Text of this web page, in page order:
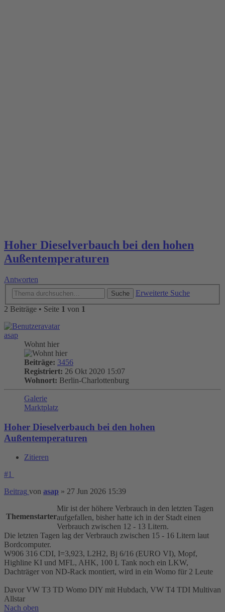
Hoher Dieselverbauch bei den hohen
Außentemperaturen
Antworten
Suche
Erweiterte Suche
2 Beiträge • Seite 1 von 1
asap
Wohnt hier
Beiträge: 3456
Registriert: 26 Okt 2020 15:07
Wohnort: Berlin-Charlottenburg
Galerie
Marktplatz
Hoher Dieselverbauch bei den hohen
Außentemperaturen
Zitieren
#1
Beitrag von asap » 27 Jun 2026 15:39
Themenstarter
Mir ist der höhere Verbrauch in den letzten Tagen
aufgefallen, bisher hatte ich in der Stadt einen
Verbrauch zwischen 12 - 13 Litern.
Die letzten Tagen lag der Verbrauch zwischen 15 - 16 Litern laut
Bordcomputer.
W906 316 CDI, I=3,923, L2H2, Bj 6/16 (EURO VI), Mopf,
Highline KI und MFL, AHK, 100 L Tank noch ein LKW,
Dachträger von ND-Rack montiert, wird in ein Womo für 2 Leute
Davor VW T3 TD Womo DIY mit Hubdach, VW T4 TDI Multivan
Allstar
Nach oben